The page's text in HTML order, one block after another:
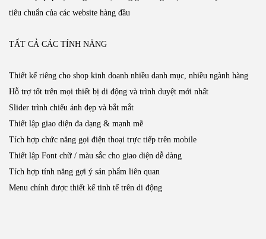
tiêu chuẩn của các website hàng đầu
TẤT CẢ CÁC TÍNH NĂNG
Thiết kế riêng cho shop kinh doanh nhiều danh mục, nhiều ngành hàng
Hỗ trợ tốt trên mọi thiết bị di động và trình duyệt mới nhất
Slider trình chiếu ảnh đẹp và bắt mắt
Thiết lập giao diện đa dạng & mạnh mẽ
Tích hợp chức năng gọi điện thoại trực tiếp trên mobile
Thiết lập Font chữ / màu sắc cho giao diện dễ dàng
Tích hợp tính năng gợi ý sản phẩm liên quan
Menu chính được thiết kế tinh tế trên di động